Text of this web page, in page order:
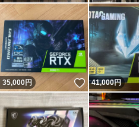
35,000円 いいね！
41,000円